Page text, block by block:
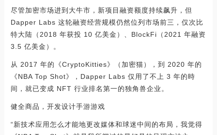
尽管加密市场进到大牛市，新项目融资额度持续飙升，但
Dapper Labs 这轮融资经营规模仍然位列市场前三，仅次比
特大陆（2018 年获投 10 亿美金）、BlockFi（2021 年融资
3.5 亿美金）。
从 2017 年的《CryptoKitties》（加密猫），到 2020 年的
《NBA Top Shot》，Dapper Labs 仅用了不上 3 年的時
间，就已变成 NFT 行业排名第一的独角兽企业。
健全商品，开发设计手游游戏
“新技术应用怎么才能地更改媒体和球迷中间的布局，我觉得